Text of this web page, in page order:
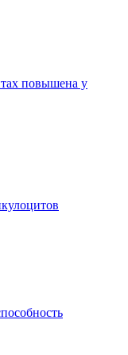
повышена у